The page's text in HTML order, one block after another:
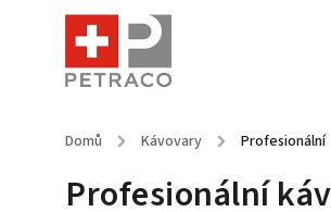
Domů / Kávovary / Profesionální
Profesionální